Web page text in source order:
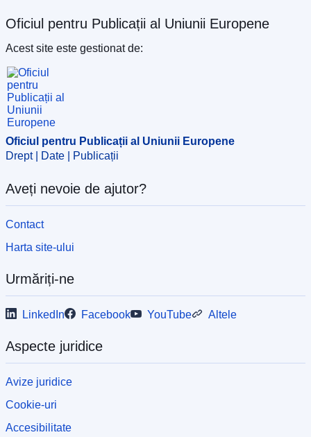
Oficiul pentru Publicații al Uniunii Europene
Acest site este gestionat de:
Oficiul pentru Publicații al Uniunii Europene
Drept | Date | Publicații
Aveți nevoie de ajutor?
Contact
Harta site-ului
Urmăriți-ne
LinkedIn Facebook YouTube Altele
Aspecte juridice
Avize juridice
Cookie-uri
Accesibilitate